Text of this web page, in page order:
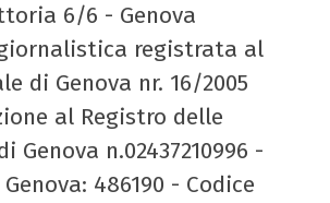
6/6 - Genova
registrata al
di Genova nr. 16/2005
al Registro delle
Genova n.02437210996 -
Genova: 486190 - Codice